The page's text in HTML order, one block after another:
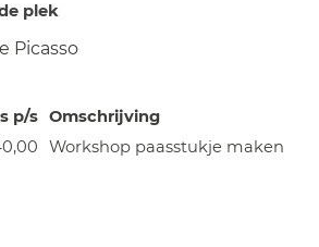
plek
Picasso
p/s Omschrijving
Workshop paasstukje maken